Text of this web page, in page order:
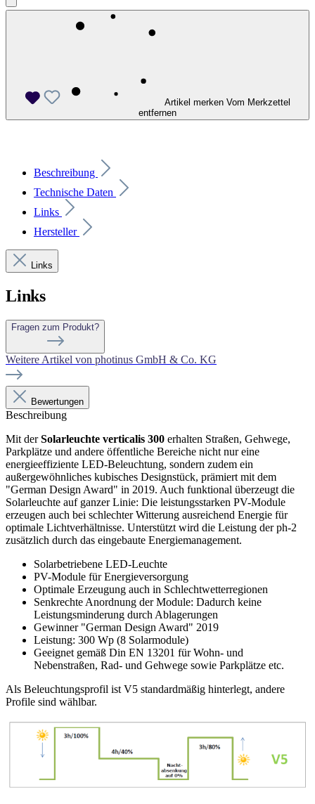
Artikel merken Vom Merkzettel
entfernen
Beschreibung
Technische Daten
Links
Hersteller
Links
Links
Fragen zum Produkt?
Weitere Artikel von photinus GmbH & Co. KG
Bewertungen
Beschreibung
Mit derSolarleuchte verticalis 300 erhalten Straßen, Gehwege,
Parkplätze und andere öffentliche Bereiche nicht nur eine
energieeffiziente LED-Beleuchtung, sondern zudem ein
außergewöhnliches kubisches Designstück, prämiert mit dem
"German Design Award" in 2019. Auch funktional überzeugt die
Solarleuchte auf ganzer Linie: Die leistungsstarken PV-Module
erzeugen auch bei schlechter Witterung ausreichend Energie für
optimale Lichtverhältnisse. Unterstützt wird die Leistung der ph-2
zusätzlich durch das eingebaute Energiemanagement.
Solarbetriebene LED-Leuchte
PV-Module für Energieversorgung
Optimale Erzeugung auch in Schlechtwetterregionen
Senkrechte Anordnung der Module: Dadurch keine
Leistungsminderung durch Ablagerungen
Gewinner "German Design Award" 2019
Leistung: 300 Wp (8 Solarmodule)
Geeignet gemäß Din EN 13201 für Wohn- und
Nebenstraßen, Rad- und Gehwege sowie Parkplätze etc.
Als Beleuchtungsprofil ist V5 standardmäßig hinterlegt, andere
Profile sind wählbar.